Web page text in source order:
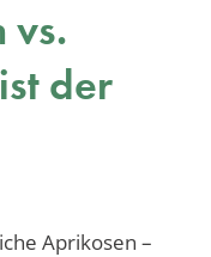
vs.
der
Aprikosen –